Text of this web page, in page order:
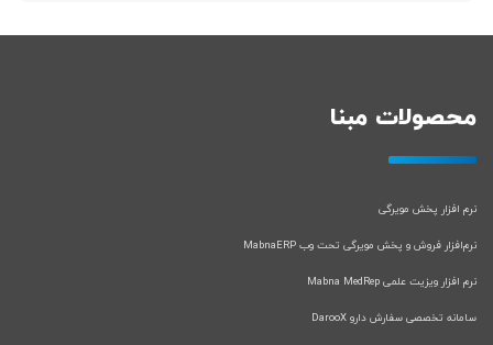
محصولات مبنا
نرم افزار پخش مویرگی
نرم‌افزار فروش و پخش مویرگی تحت وب MabnaERP
نرم افزار ویزیت علمی Mabna MedRep
سامانه تخصصی سفارش دارو DarooX